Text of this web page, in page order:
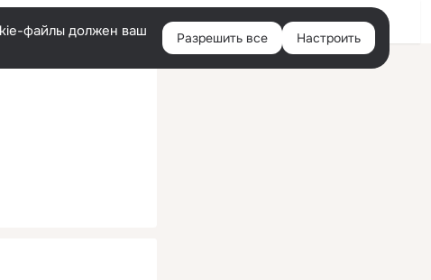
Войти
файлы должен ваш
Разрешить все Настроить